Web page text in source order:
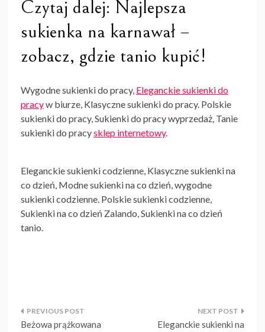
Czytaj dalej: Najlepsza
sukienka na karnawał –
zobacz, gdzie tanio kupić!
Wygodne sukienki do pracy, Eleganckie sukienki do
pracyw biurze, Klasyczne sukienki do pracy. Polskie
sukienki do pracy, Sukienki do pracy wyprzedaż, Tanie
sukienki do pracysklep internetowy.
Eleganckie sukienki codzienne, Klasyczne sukienki na
co dzień, Modne sukienki na co dzień, wygodne
sukienki codzienne. Polskie sukienki codzienne,
Sukienki na co dzień Zalando, Sukienki na co dzień
tanio.
Nawigacja
Beżowa prążkowana
Eleganckie sukienki na